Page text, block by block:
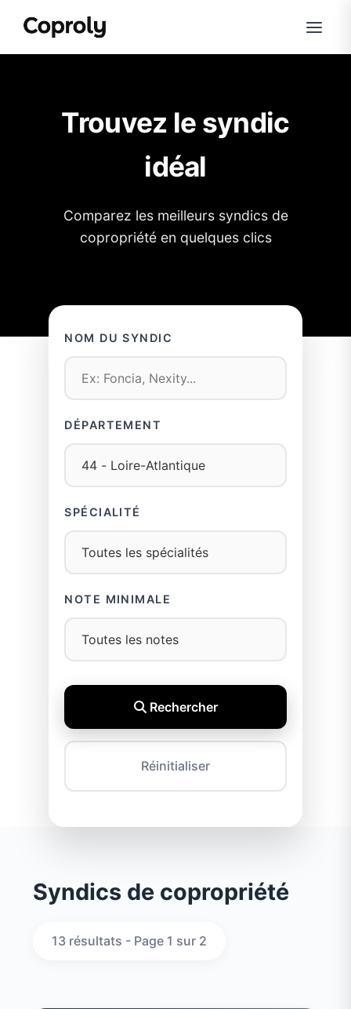
Trouvez le syndic
idéal
Comparez les meilleurs syndics de
copropriété en quelques clics
NOM DU SYNDIC
DÉPARTEMENT
SPÉCIALITÉ
NOTE MINIMALE
Rechercher
Réinitialiser
Syndics de copropriété
13 résultats - Page 1 sur 2